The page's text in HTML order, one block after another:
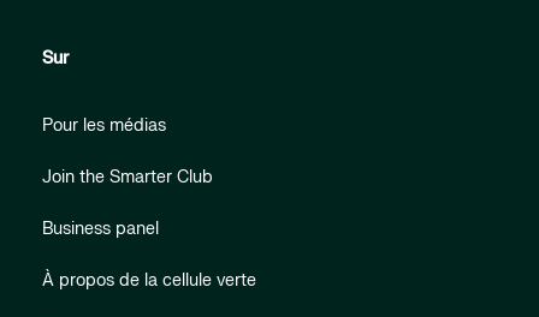
Sur
Pour les médias
Join the Smarter Club
Business panel
À propos de la cellule verte